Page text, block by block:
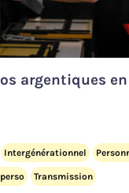
argentiques
Intergénérationnel
Transmission